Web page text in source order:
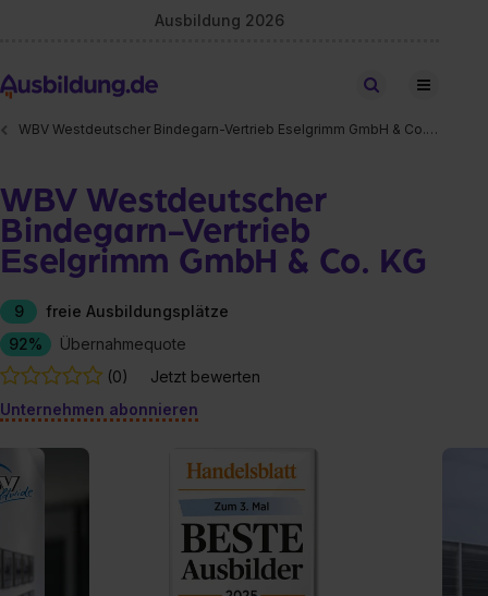
Ausbildung 2026
Stellen finden
WBV Westdeutscher Bindegarn-Vertrieb Eselgrimm GmbH & Co. KG
WBV Westdeutscher
Bindegarn-Vertrieb
Eselgrimm GmbH & Co. KG
9
freie Ausbildungsplätze
92%
Übernahmequote
(0)
Jetzt bewerten
Unternehmen abonnieren